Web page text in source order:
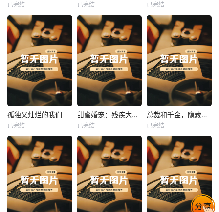
未知
已完结
未知
已完结
未知
已完结
热播
未知
孤独又灿烂的我们
已完结
热播
未知
甜蜜婚宠：残疾大佬夜夜撩
已完结
热播
未知
总裁和千金，隐藏身份闪婚了
已完结